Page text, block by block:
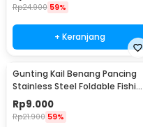
Rp24.900 59%
+ Keranjang
Gunting Kail Benang Pancing
Stainless Steel Foldable Fishing
Scissors - GK01
Rp9.000
Rp21.900 59%